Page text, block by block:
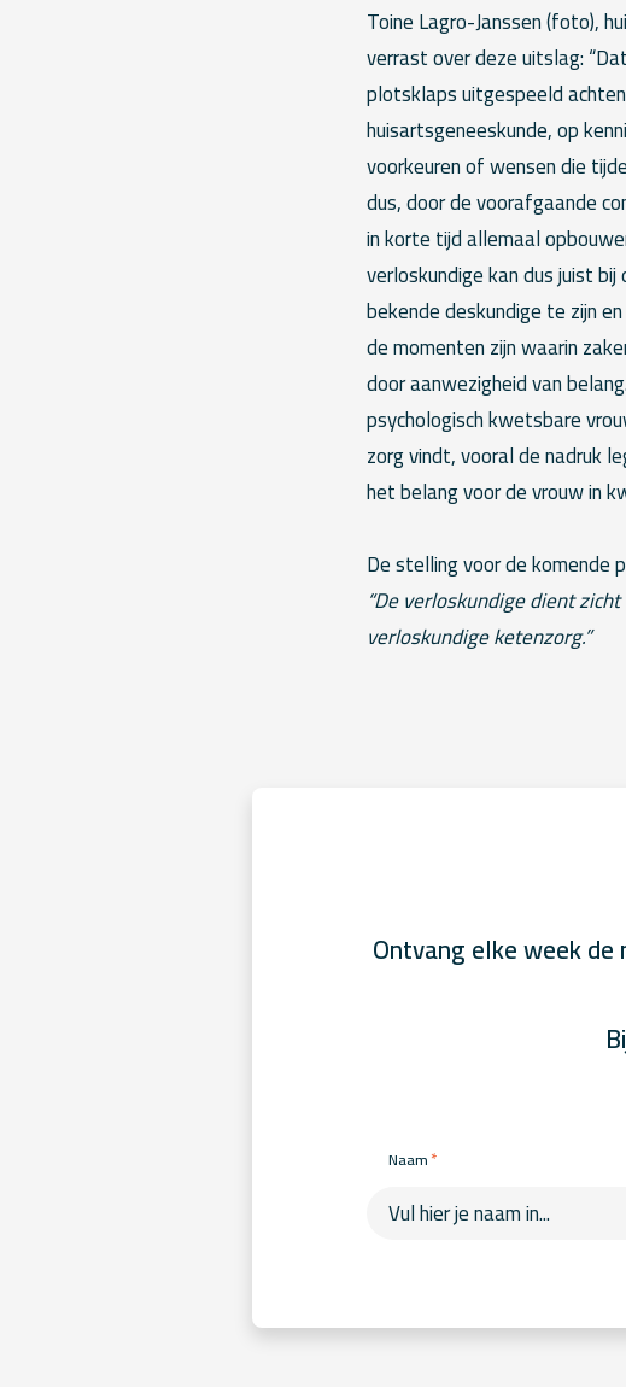
Toine Lagro-Janssen (foto),
verrast over deze uitslag:
plotsklaps uitgespeeld
huisartsgeneeskunde, op
voorkeuren of wensen die
dus, door de voorafgaande
in korte tijd allemaal
verloskundige kan dus juist
bekende deskundige te zijn
de momenten zijn waarin
door aanwezigheid van
psychologisch kwetsbare
zorg vindt, vooral de nadruk
het belang voor de vrouw in
De stelling voor de komende
“De verloskundige dient
verloskundige ketenzorg.”
Ontvang elke week
Naam*